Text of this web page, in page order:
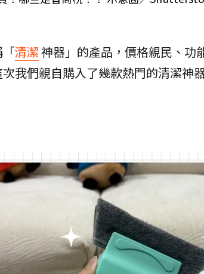
清潔神器」的產品，價格親民、功
我們親自購入了幾款熱門的清潔神